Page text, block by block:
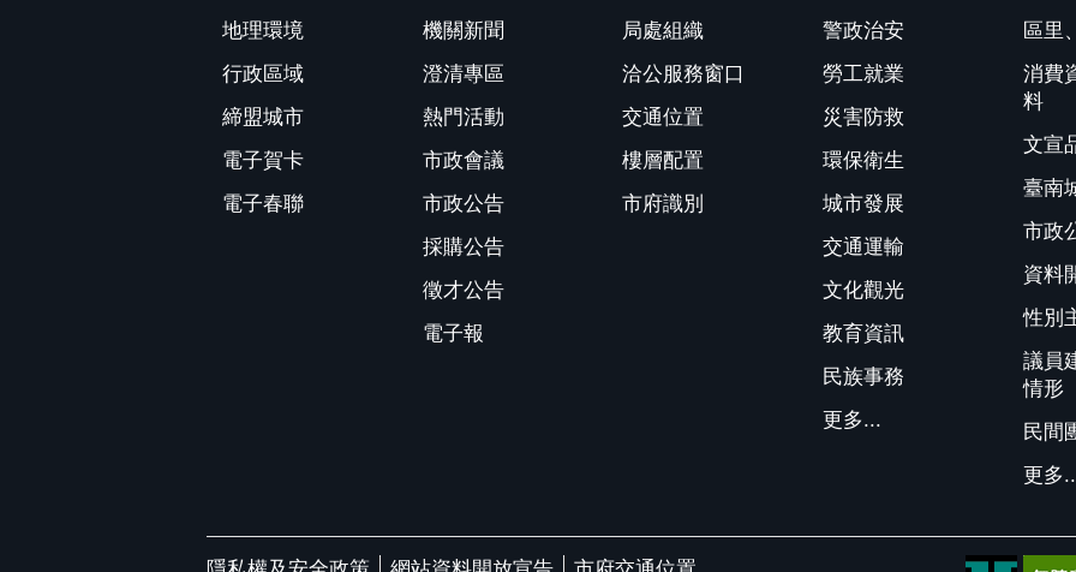
地理環境
行政區域
締盟城市
電子賀卡
電子春聯
機關新聞
澄清專區
熱門活動
市政會議
市政公告
採購公告
徵才公告
電子報
局處組織
洽公服務窗口
交通位置
樓層配置
市府識別
警政治安
勞工就業
災害防救
環保衛生
城市發展
交通運輸
文化觀光
教育資訊
民族事務
更多...
區里
消費
料
文宣
臺南
市政
資料
性別
議員
情形
民間
更多